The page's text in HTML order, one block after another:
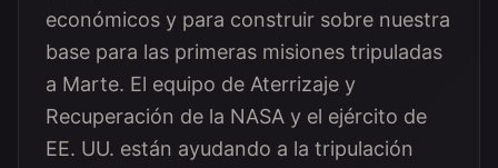
económicos y para construir sobre nuestra
base para las primeras misiones tripuladas
a Marte. El equipo de Aterrizaje y
Recuperación de la NASA y el ejército de
EE. UU. están ayudando a la tripulación